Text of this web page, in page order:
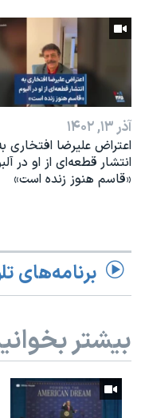
آذر ۱۳, ۱۴۰۲
اعتراض علیرضا افتخاری
انتشار قطعه‌ای از او در
«قاسم هنوز زنده است»
برنامه‌های
بیشتر